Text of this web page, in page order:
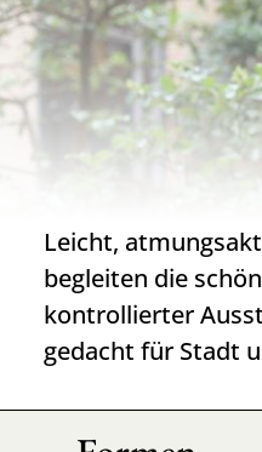
Leicht,
begleiten die
kontrollierter
gedacht für Stadt